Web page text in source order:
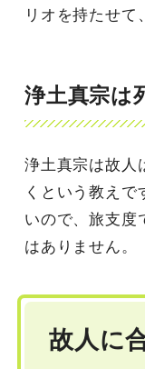
リオを持たせて
浄土真宗は
浄土真宗は故人
くという教えで
いので、旅支度
はありません。
故人に